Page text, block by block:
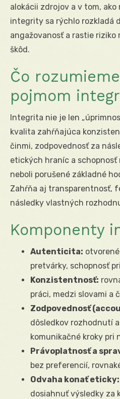
alokácii zdrojov a v tom,
integrity sa rýchlo rozkladá
angažovanosť a rastie
škôd.
Čo
pojmom
Integrita nie je len
kvalita zahŕňajúca
činmi, zodpovednosť za
etických hraníc a schopnosť
neboli porušené základné
Zahŕňa aj transparentnosť,
následky vlastných
Komponenty
Autenticita:
pretvárky, schopnosť
Konzistentnosť:
práci, medzi slovami a
Zodpovednosť
dôsledkov rozhodnutí
komunikačné kroky pri
Právoplatnosť a
bez preferencií,
Odvaha konať eticky:
dosiahnuť výsledky za